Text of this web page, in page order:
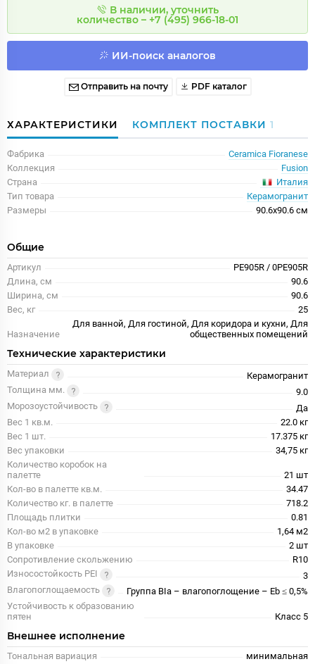
В наличии, уточнить
количество – +7 (495) 966-18-01
ИИ-поиск аналогов
Отправить на почту PDF каталог
ХАРАКТЕРИСТИКИ КОМПЛЕКТ ПОСТАВКИ 1
Фабрика
Ceramica Fioranese
Коллекция
Fusion
Страна
Италия
Тип товара
Керамогранит
Размеры
90.6x90.6 см
Общие
Артикул
PE905R / 0PE905R
Длина, см
90.6
Ширина, см
90.6
Вес, кг
25
Назначение
Для ванной, Для гостиной, Для коридора и кухни, Для
общественных помещений
Технические характеристики
Материал
Керамогранит
Толщина мм.
9.0
Морозоустойчивость
Да
Вес 1 кв.м.
22.0 кг
Вес 1 шт.
17.375 кг
Вес упаковки
34,75 кг
Количество коробок на
палетте
21 шт
Кол-во в палетте кв.м.
34.47
Количество кг. в палетте
718.2
Площадь плитки
0.81
Кол-во м2 в упаковке
1,64 м2
В упаковке
2 шт
Сопротивление скольжению
R10
Износостойкость PEI
3
Влагопоглощаемость
Группа BIa – влагопоглощение – Eb ≤ 0,5%
Устойчивость к образованию
пятен
Класс 5
Внешнее исполнение
Тональная вариация
минимальная